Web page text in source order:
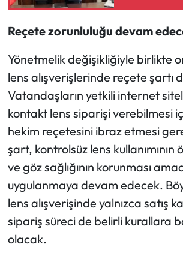
Reçete zorunluluğu devam
Yönetmelik değişikliğiyle birlikte
lens alışverişlerinde reçete şartı
Vatandaşların yetkili internet
kontakt lens siparişi verebilmesi
hekim reçetesini ibraz etmesi
şart, kontrolsüz lens kullanımının
ve göz sağlığının korunması
uygulanmaya devam edecek.
lens alışverişinde yalnızca satış
sipariş süreci de belirli kurallara
olacak.